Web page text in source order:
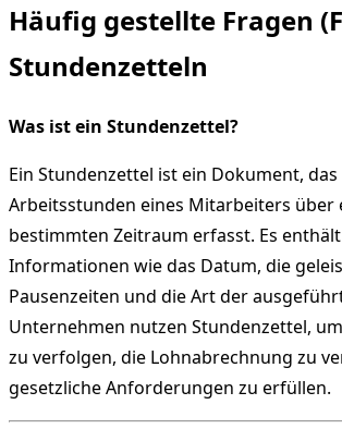
Häufig gestellte Fragen
Stundenzetteln
Was ist ein Stundenzettel?
Ein Stundenzettel ist ein Dokument, das
Arbeitsstunden eines Mitarbeiters über
bestimmten Zeitraum erfasst. Es
Informationen wie das Datum, die
Pausenzeiten und die Art der
Unternehmen nutzen Stundenzettel,
zu verfolgen, die Lohnabrechnung zu
gesetzliche Anforderungen zu erfüllen.